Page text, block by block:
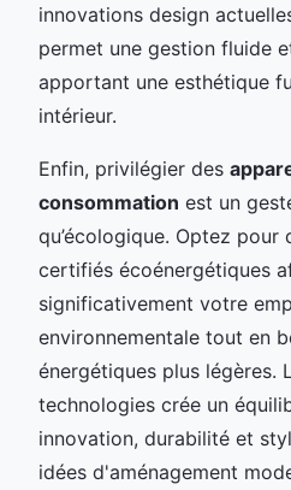
innovations design
permet une gestion fluide
apportant une esthétique
intérieur.
Enfin, privilégier des
consommation est un
qu’écologique. Optez pour
certifiés écoénergétiques
significativement votre
environnementale tout en
énergétiques plus légères.
technologies crée un
innovation, durabilité et
idées d'aménagement